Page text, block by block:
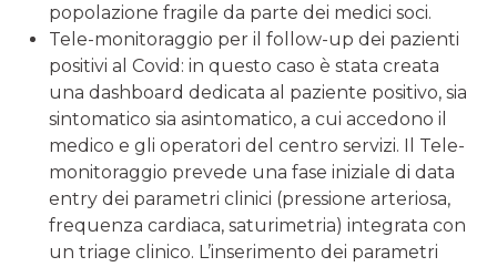
popola­zione fragile da parte dei medici soci.
Tele-monitoraggio per il follow-up dei pazienti
positi­vi al Covid: in questo caso è stata creata
una dashbo­ard dedicata al paziente positivo, sia
sintomatico sia asintomatico, a cui accedono il
medico e gli operatori del centro servizi. Il Tele-
monitoraggio prevede una fase iniziale di data
entry dei parametri clinici (pres­sione arteriosa,
frequenza cardiaca, saturimetria) in­tegrata con
un triage clinico. L’inserimento dei para­metri